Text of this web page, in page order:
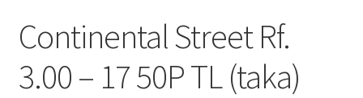
Continental Street Rf.
3.00 – 17 50P TL (taka)